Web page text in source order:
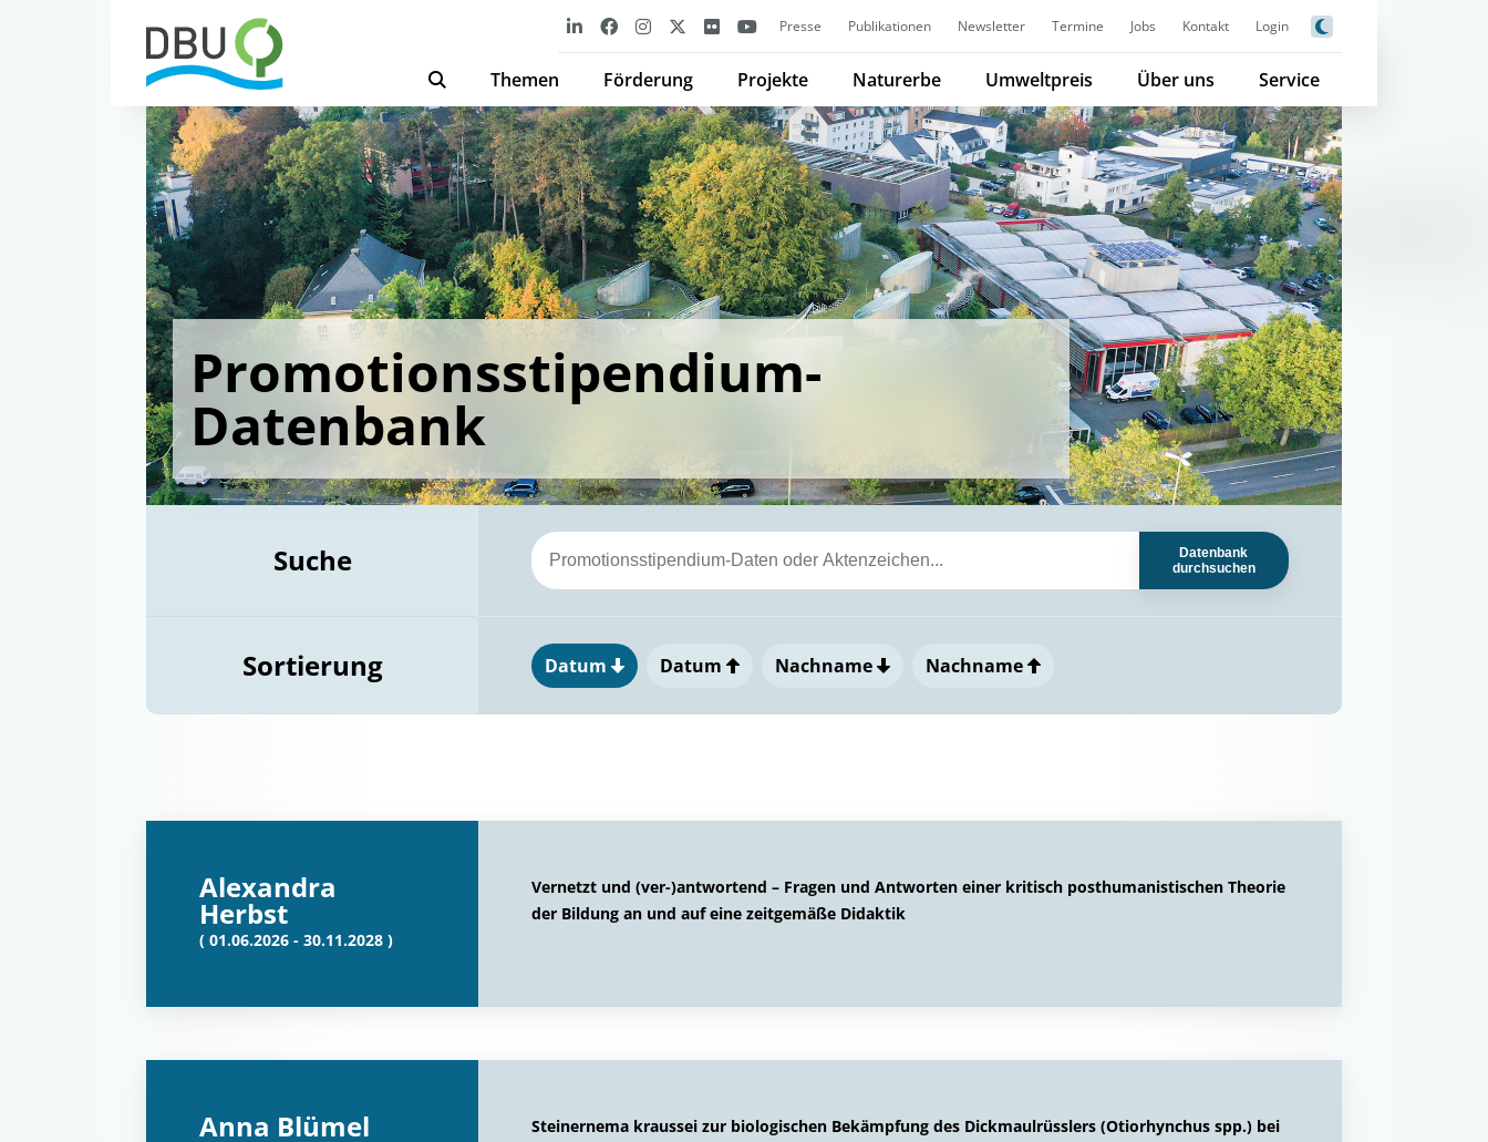
Presse Publikationen Newsletter Termine Jobs Kontakt Login
Themen Förderung Projekte Naturerbe Umweltpreis Über uns Service
Promotionsstipendium-
Datenbank
Suche
Datenbank
durchsuchen
Sortierung Datum Datum Nachname Nachname
Alexandra
Herbst
( 01.06.2026 - 30.11.2028 )
Vernetzt und (ver-)antwortend – Fragen und Antworten einer kritisch posthumanistischen Theorie
der Bildung an und auf eine zeitgemäße Didaktik
Anna Blümel
Steinernema kraussei zur biologischen Bekämpfung des Dickmaulrüsslers (Otiorhynchus spp.) bei